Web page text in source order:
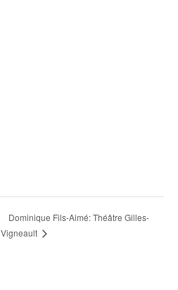
Dominique Fils-Aimé: Théâtre Gilles-
Vigneault